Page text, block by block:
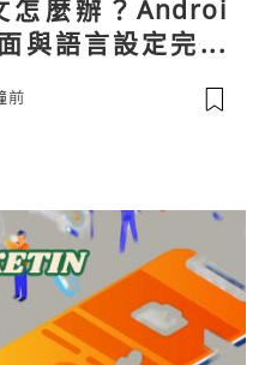
怎麼辦？Androi
與語言設定完整
前